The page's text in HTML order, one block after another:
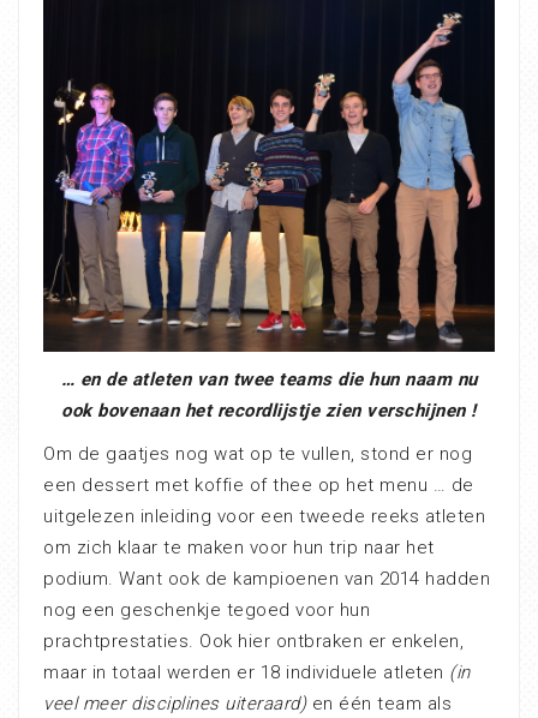
… en de atleten van twee teams die hun naam nu
ook bovenaan het recordlijstje zien verschijnen !
Om de gaatjes nog wat op te vullen, stond er nog
een dessert met koffie of thee op het menu … de
uitgelezen inleiding voor een tweede reeks atleten
om zich klaar te maken voor hun trip naar het
podium. Want ook de kampioenen van 2014 hadden
nog een geschenkje tegoed voor hun
prachtprestaties. Ook hier ontbraken er enkelen,
maar in totaal werden er 18 individuele atleten (in
veel meer disciplines uiteraard)en één team als